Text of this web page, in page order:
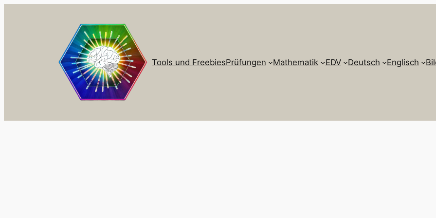
Tools und FreebiesPrüfungen Mathematik EDV Deutsch Englisch